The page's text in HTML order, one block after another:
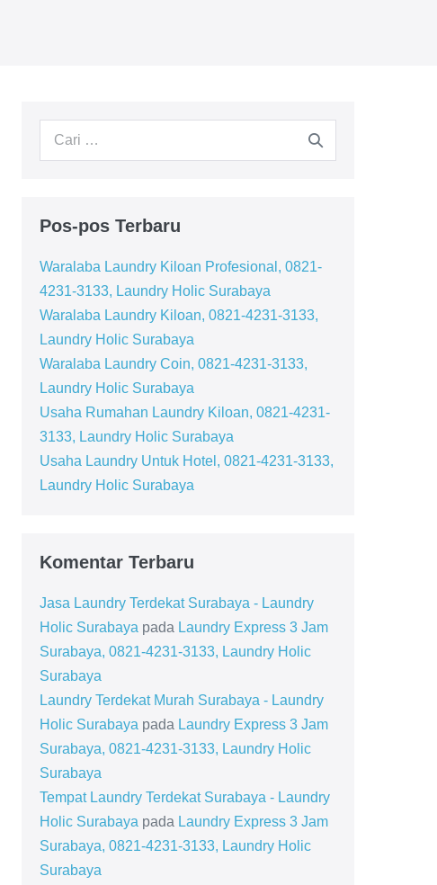
Pencarian
Pos-pos Terbaru
Waralaba Laundry Kiloan Profesional, 0821-
4231-3133, Laundry Holic Surabaya
Waralaba Laundry Kiloan, 0821-4231-3133,
Laundry Holic Surabaya
Waralaba Laundry Coin, 0821-4231-3133,
Laundry Holic Surabaya
Usaha Rumahan Laundry Kiloan, 0821-4231-
3133, Laundry Holic Surabaya
Usaha Laundry Untuk Hotel, 0821-4231-3133,
Laundry Holic Surabaya
Komentar Terbaru
Jasa Laundry Terdekat Surabaya - Laundry
Holic Surabaya pada Laundry Express 3 Jam
Surabaya, 0821-4231-3133, Laundry Holic
Surabaya
Laundry Terdekat Murah Surabaya - Laundry
Holic Surabaya pada Laundry Express 3 Jam
Surabaya, 0821-4231-3133, Laundry Holic
Surabaya
Tempat Laundry Terdekat Surabaya - Laundry
Holic Surabaya pada Laundry Express 3 Jam
Surabaya, 0821-4231-3133, Laundry Holic
Surabaya